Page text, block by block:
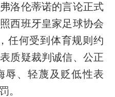
洛伦蒂诺的言论正式
西班牙皇家足球协会
任何受到体育规则约
质疑裁判诚信、公正
辱、轻蔑及贬低性表
。